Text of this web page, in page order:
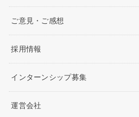
ご意見・ご感想
採用情報
インターンシップ募集
運営会社